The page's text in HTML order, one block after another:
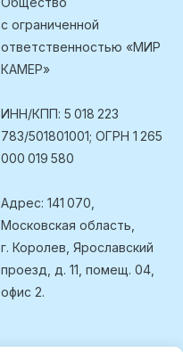
с ограниченной
ответственностью «МИР
КАМЕР»
ИНН/КПП: 5 018 223
783/501801001; ОГРН 1 265
000 019 580
Адрес: 141 070,
Московская область,
г. Королев, Ярославский
проезд, д. 11, помещ. 04,
офис 2.